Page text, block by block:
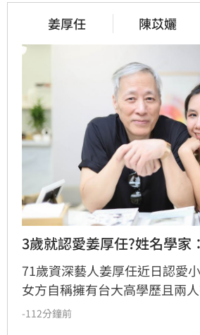
姜厚任 陳苡孋
3歲就認愛姜厚任?姓名學家
71歲資深藝人姜厚任近日認愛
女方自稱擁有台大高學歷且兩
發熱議。隨後女方過往背景遭網
-112分鐘前